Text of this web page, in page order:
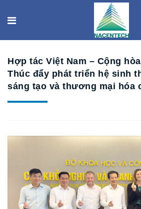
Hợp tác Việt Nam – Cộng
Thúc đẩy phát triển hệ sinh
sáng tạo và thương mại hóa